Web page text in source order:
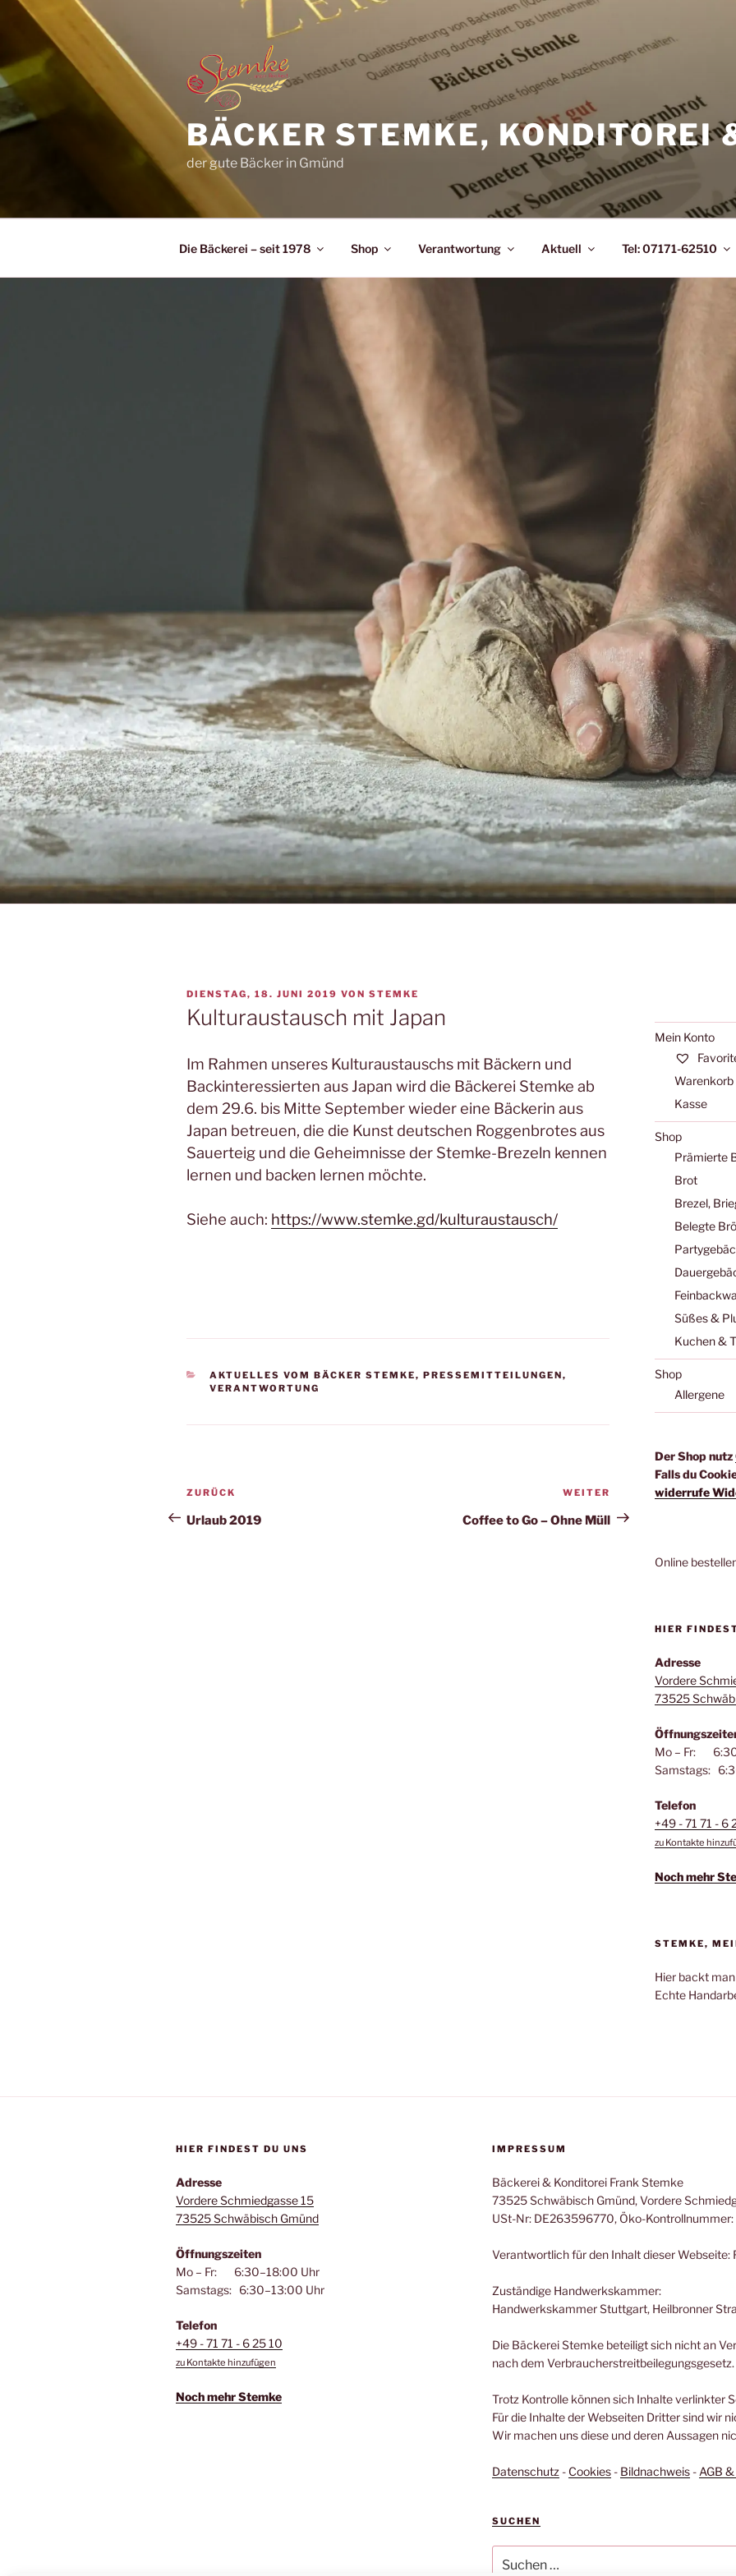
Zum
springen
BÄCKER STEMKE, KONDITOREI
der gute Bäcker in Gmünd
Die Bäckerei – seit 1978 Shop Verantwortung Aktuell Tel: 07171-62510
VERÖFFENTLICHT
AM
DIENSTAG, 18. JUNI 2019 VONSTEMKE
Kulturaustausch mit Japan
Im Rahmen unseres Kulturaustauschs mit Bäckern und
Backinteressierten aus Japan wird die Bäckerei Stemke ab
dem 29.6. bis Mitte September wieder eine Bäckerin aus
Japan betreuen, die die Kunst deutschen Roggenbrotes aus
Sauerteig und die Geheimnisse der Stemke-Brezeln kennen
lernen und backen lernen möchte.
Siehe auch: https://www.stemke.gd/kulturaustausch/
KATEGORIEN
AKTUELLES VOM BÄCKER STEMKE, PRESSEMITTEILUNGEN,
VERANTWORTUNG
Beitrags-
Navigation
Vorheriger
Beitrag
ZURÜCK
Urlaub 2019
Nächster
Beitrag
WEITER
Coffee to Go – Ohne Müll
Mein Konto
Warenkorb
Kasse
Shop
Prämierte
Brot
Brezel,
Belegte
Süßes &
Kuchen &
Shop
Allergene
Der Shop nutz
Falls du
widerrufe
Online
HIER
Adresse
Vordere
73525
Mo – Fr:
Samstags:
Telefon
+49 - 71 71 - 6
zu Kontakte
Noch mehr
STEMKE,
Hier backt
Echte
HIER FINDEST DU UNS
Adresse
Vordere Schmiedgasse 15
73525 Schwäbisch Gmünd
Öffnungszeiten
Mo – Fr: 6:30–18:00 Uhr
Samstags: 6:30–13:00 Uhr
Telefon
+49 - 71 71 - 6 25 10
zu Kontakte hinzufügen
Noch mehr Stemke
IMPRESSUM
Bäckerei & Konditorei Frank Stemke
73525 Schwäbisch Gmünd, Vordere
USt-Nr: DE263596770, Öko-Kontrollnummer:
Verantwortlich für den Inhalt dieser Webseite:
Zuständige Handwerkskammer:
Handwerkskammer Stuttgart, Heilbronner
Die Bäckerei Stemke beteiligt sich nicht an
nach dem Verbraucherstreitbeilegungsgesetz.
Trotz Kontrolle können sich Inhalte verlinkter
Für die Inhalte der Webseiten Dritter sind wir
Wir machen uns diese und deren Aussagen
Datenschutz - Cookies- Bildnachweis- AGB
SUCHEN
nach: